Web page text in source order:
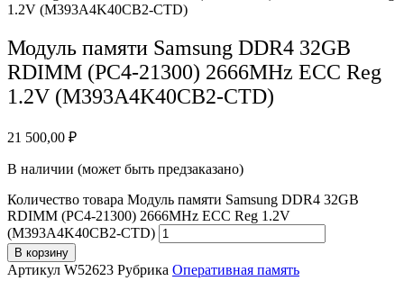
1.2V (M393A4K40CB2-CTD)
Модуль памяти Samsung DDR4 32GB
RDIMM (PC4-21300) 2666MHz ECC Reg
1.2V (M393A4K40CB2-CTD)
21 500,00 ₽
В наличии (может быть предзаказано)
Количество товара Модуль памяти Samsung DDR4 32GB
RDIMM (PC4-21300) 2666MHz ECC Reg 1.2V
(M393A4K40CB2-CTD)
В корзину
Артикул W52623 Рубрика Оперативная память